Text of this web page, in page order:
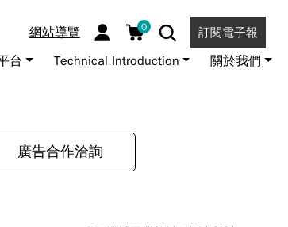
網站導覽 0 訂閱電子報
台 Technical Introduction 關於我們
廣告合作洽詢